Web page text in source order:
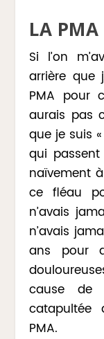
LA PMA
Si l’on
arrière que
PMA pour
aurais pas
que je suis
qui
naïvement
ce fléau
n’avais
n’avais
ans pour
cause de
catapultée
PMA.